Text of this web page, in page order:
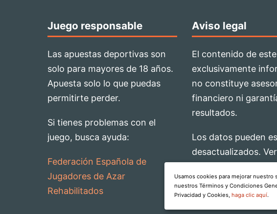
Juego responsable
Las apuestas deportivas son
solo para mayores de 18 años.
Apuesta solo lo que puedas
permitirte perder.
Si tienes problemas con el
juego, busca ayuda:
Federación Española de
Jugadores de Azar
Rehabilitados
Aviso legal
El contenido de
exclusivamente
no constituye
financiero ni
resultados.
Los datos pueden
desactualizados.
de tomar
Usamos cookies para mejorar
nuestros Términos y Condiciones
Privacidad y Cookies, haga clic aquí.